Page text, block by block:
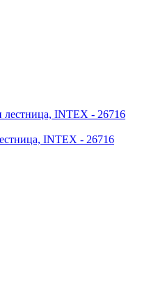
INTEX - 26716